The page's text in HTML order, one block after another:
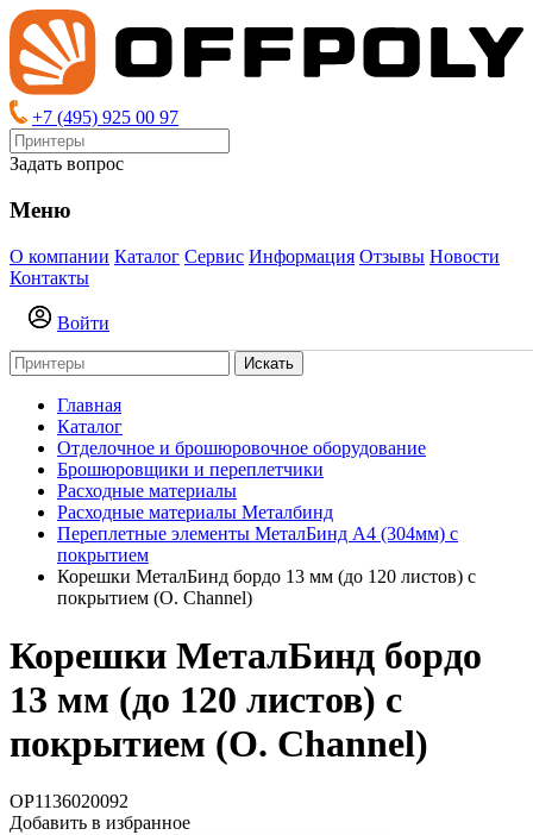
+7 (495) 925 00 97
Задать вопрос
Меню
О компании Каталог Сервис Информация Отзывы Новости
Контакты
Войти
Искать
Главная
Каталог
Отделочное и брошюровочное оборудование
Брошюровщики и переплетчики
Расходные материалы
Расходные материалы Металбинд
Переплетные элементы МеталБинд А4 (304мм) с
покрытием
Корешки МеталБинд бордо 13 мм (до 120 листов) с
покрытием (O. Channel)
Корешки МеталБинд бордо
13 мм (до 120 листов) с
покрытием (O. Channel)
OP1136020092
Добавить в избранное